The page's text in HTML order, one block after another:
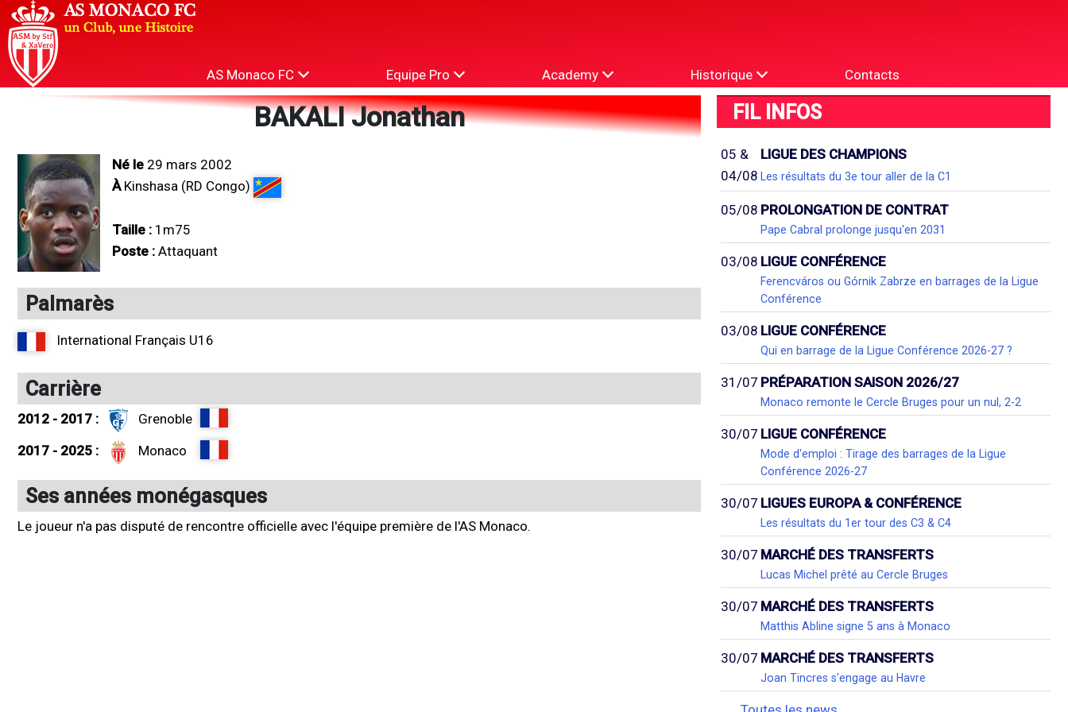
AS Monaco FC Equipe Pro Academy Historique Contacts
BAKALI Jonathan
Né le 29 mars 2002
ÀKinshasa (RD Congo)
Taille : 1m75
Poste : Attaquant
Palmarès
International Français U16
Carrière
2012 - 2017 :
Grenoble
2017 - 2025 :
Monaco
Ses années monégasques
Le joueur n'a pas disputé de rencontre officielle avec l'équipe première de l'AS Monaco.
FIL INFOS
05 &
04/08
LIGUE DES CHAMPIONS
Les résultats du 3e tour aller de la C1
05/08 PROLONGATION DE CONTRAT
Pape Cabral prolonge jusqu'en 2031
03/08 LIGUE CONFÉRENCE
Ferencváros ou Górnik Zabrze en barrages de la Ligue
Conférence
03/08 LIGUE CONFÉRENCE
Qui en barrage de la Ligue Conférence 2026-27 ?
31/07 PRÉPARATION SAISON 2026/27
Monaco remonte le Cercle Bruges pour un nul, 2-2
30/07 LIGUE CONFÉRENCE
Mode d'emploi : Tirage des barrages de la Ligue
Conférence 2026-27
30/07 LIGUES EUROPA & CONFÉRENCE
Les résultats du 1er tour des C3 & C4
30/07 MARCHÉ DES TRANSFERTS
Lucas Michel prêté au Cercle Bruges
30/07 MARCHÉ DES TRANSFERTS
Matthis Abline signe 5 ans à Monaco
30/07 MARCHÉ DES TRANSFERTS
Joan Tincres s'engage au Havre